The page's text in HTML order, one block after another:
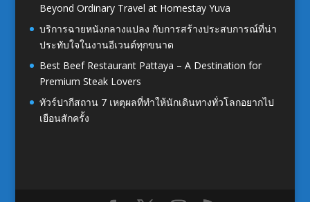
Beyond Ordinary Travel at Homestay Yuva
บริการฉายหนังกลางแปลง กับการสร้างประสบการณ์ที่น่า
ประทับใจในงานอีเวนต์ทุกขนาด
Best Beef Restaurant Pattaya – A Destination for
Premium Steak Lovers
ทัวร์ปากีสถาน 7 เหตุผลที่ทำให้นักเดินทางทั่วโลกอยากไป
เยือนสักครั้ง